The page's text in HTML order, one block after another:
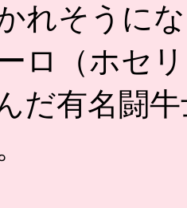
れそうに
ロ（ホセ
だ有名闘